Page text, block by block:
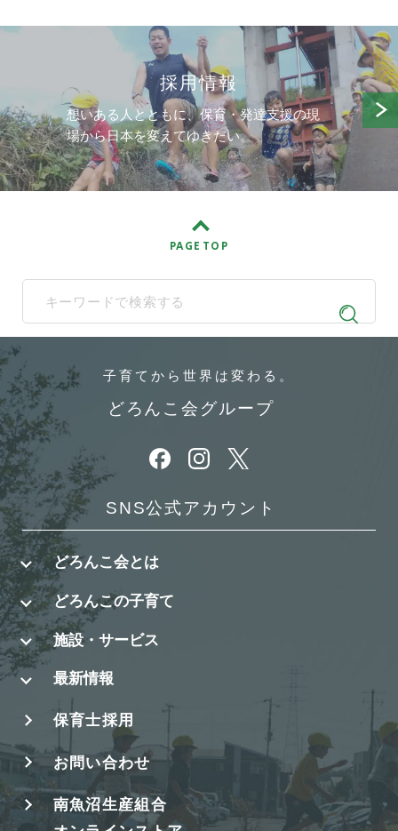
採用情報
想いある人とともに、保育・発達支援の現
場から日本を変えてゆきたい。
PAGE TOP
When autocomplete results are available use up and down
子育てから 世界は変わる。
どろんこ会グループ
別ウィンドウで開きます
別ウィンドウで開きます
別ウィンドウで開きます
SNS公式アカウント
どろんこ会とは
どろんこの子育て
施設・サービス
最新情報
保育士採用
お問い合わせ
南魚沼生産組合